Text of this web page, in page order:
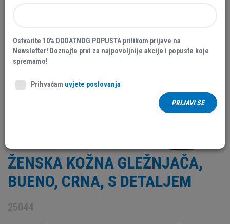
ŽENSKA KOŽNA GLEŽNJAČA,
BUENO, CRNA, S DETALJEM
25044
Ostvarite 10% DODATNOG POPUSTA prilikom prijave na
Newsletter! Doznajte prvi za najpovoljnije akcije i popuste koje
spremamo!
Prihvaćam uvjete poslovanja
PRIJAVI SE